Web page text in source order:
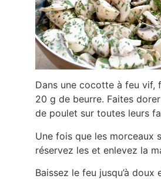
Dans une cocotte à feu vif,
20 g de beurre. Faites
de poulet sur toutes leurs
Une fois que les morceaux
réservez les et enlevez la
Baissez le feu jusqu’à